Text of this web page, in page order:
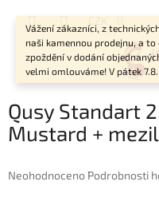
Vážení zákazníci, z
naši kamennou prodejnu, a to
zpoždění v dodání
velmi omlouváme! V pátek
CZK
Qusy Standart
Mustard +
Průměrné
Neohodnoceno Podrobnosti